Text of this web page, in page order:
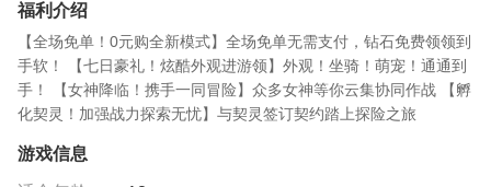
福利介绍
【全场免单！0元购全新模式】全场免单无需支付，钻石免费领领到
手软！ 【七日豪礼！炫酷外观进游领】外观！坐骑！萌宠！通通到
手！ 【女神降临！携手一同冒险】众多女神等你云集协同作战 【孵
化契灵！加强战力探索无忧】与契灵签订契约踏上探险之旅
游戏信息